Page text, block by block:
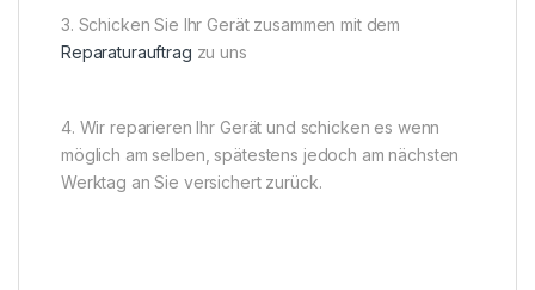
3. Schicken Sie Ihr Gerät zusammen mit dem
Reparaturauftrag zu uns
4. Wir reparieren Ihr Gerät und schicken es wenn
möglich am selben, spätestens jedoch am nächsten
Werktag an Sie versichert zurück.